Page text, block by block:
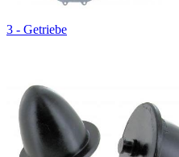
3 - Getriebe